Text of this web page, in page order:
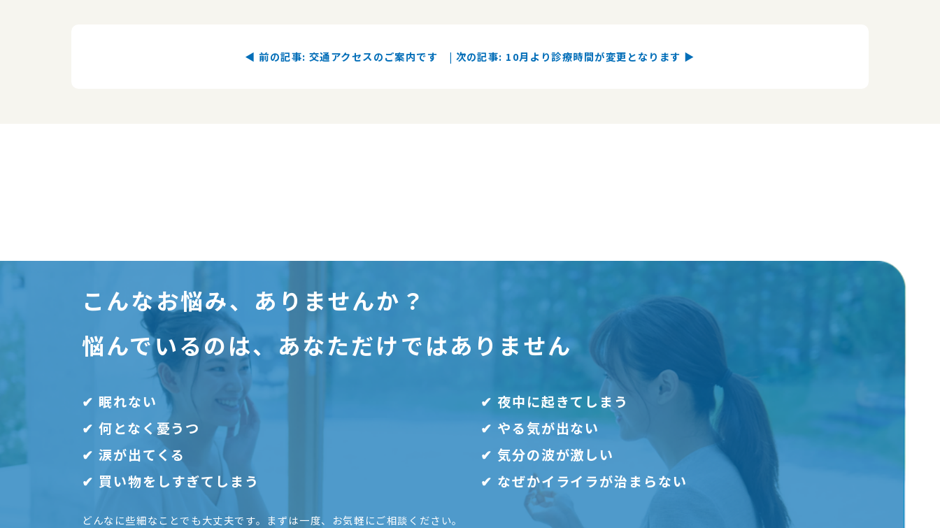
◀︎ 前の記事: 交通アクセスのご案内です | 次の記事: 10月より診療時間が変更となります ▶︎
こんなお悩み、ありませんか？
悩んでいるのは、あなただけではありません
✔︎ 眠れない
✔︎ 何となく憂うつ
✔︎ 涙が出てくる
✔︎ 買い物をしすぎてしまう
✔︎ 夜中に起きてしまう
✔︎ やる気が出ない
✔︎ 気分の波が激しい
✔︎ なぜかイライラが治まらない
どんなに些細なことでも大丈夫です。まずは一度、お気軽にご相談ください。